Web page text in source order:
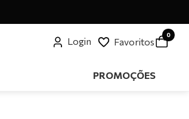
Login Favoritos
0
PROMOÇÕES